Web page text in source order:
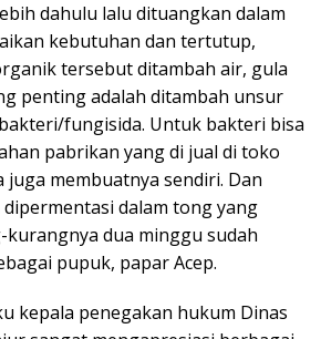
dahulu lalu dituangkan dalam
kebutuhan dan tertutup,
tersebut ditambah air, gula
penting adalah ditambah unsur
fungisida. Untuk bakteri bisa
pabrikan yang di jual di toko
membuatnya sendiri. Dan
dalam tong yang
dua minggu sudah
pupuk, papar Acep.
kepala penegakan hukum Dinas